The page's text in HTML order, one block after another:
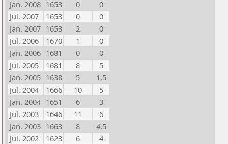
Jan. 2008 1653 0
0
Jul. 2007
1653 0
0
Jan. 2007 1653 2
0
Jul. 2006
1670 1
0
Jan. 2006 1681 0
0
Jul. 2005
1681 8
5
Jan. 2005 1638 5
1,5
Jul. 2004
1666 10
5
Jan. 2004 1651 6
3
Jul. 2003
1646 11
6
Jan. 2003 1663 8
4,5
Jul. 2002
1623 6
4